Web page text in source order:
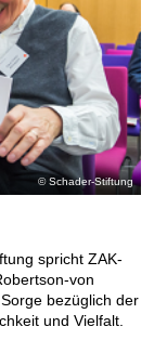
Schader-Stiftung
spricht ZAK-
von
bezüglich der
und Vielfalt.